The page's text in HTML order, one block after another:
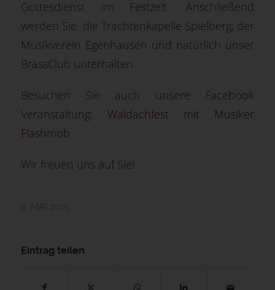
Gottesdienst im Festzelt. Anschließend
werden Sie die Trachtenkapelle Spielberg, der
Musikverein Egenhausen und natürlich unser
BrassClub unterhalten.
Besuchen Sie auch unsere Facebook
Veranstaltung: Waldachfest mit Musiker
Flashmob
Wir freuen uns auf Sie!
Eintrag teilen